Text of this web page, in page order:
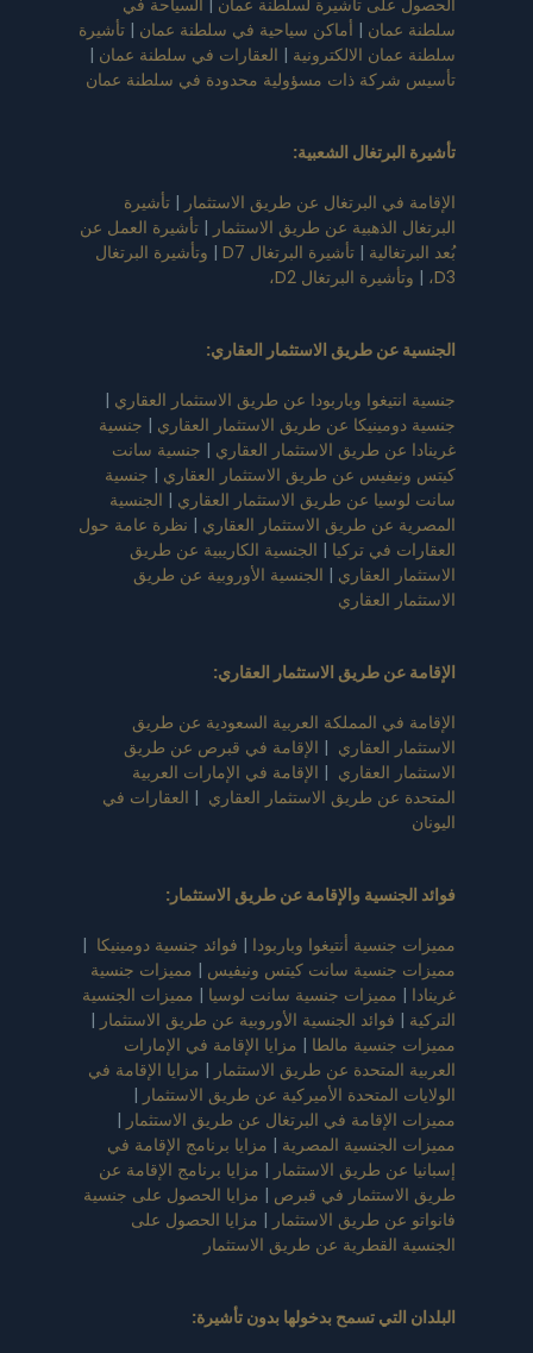
سلطنة عمان | أماكن سياحية في سلطنة عمان | تأشيرة
سلطنة عمان الالكترونية | العقارات في سلطنة عمان |
تأسيس شركة ذات مسؤولية محدودة في سلطنة عمان
تأشيرة البرتغال الشعبية:
الإقامة في البرتغال عن طريق الاستثمار | تأشيرة
البرتغال الذهبية عن طريق الاستثمار | تأشيرة العمل عن
بُعد البرتغالية | تأشيرة البرتغال D7 | وتأشيرة البرتغال
D3، | وتأشيرة البرتغال D2،
الجنسية عن طريق الاستثمار العقاري:
جنسية انتيغوا وباربودا عن طريق الاستثمار العقاري |
جنسية دومينيكا عن طريق الاستثمار العقاري | جنسية
غرينادا عن طريق الاستثمار العقاري | جنسية سانت
كيتس ونيفيس عن طريق الاستثمار العقاري | جنسية
سانت لوسيا عن طريق الاستثمار العقاري | الجنسية
المصرية عن طريق الاستثمار العقاري | نظرة عامة حول
العقارات في تركيا | الجنسية الكاريبية عن طريق
الاستثمار العقاري | الجنسية الأوروبية عن طريق
الاستثمار العقاري
الإقامة عن طريق الاستثمار العقاري:
الإقامة في المملكة العربية السعودية عن طريق
الاستثمار العقاري | الإقامة في قبرص عن طريق
الاستثمار العقاري | الإقامة في الإمارات العربية
المتحدة عن طريق الاستثمار العقاري | العقارات في
اليونان
فوائد الجنسية والإقامة عن طريق الاستثمار :
مميزات جنسية أنتيغوا وباربودا | فوائد جنسية دومينيكا |
مميزات جنسية سانت كيتس ونيفيس | مميزات جنسية
غرينادا | مميزات جنسية سانت لوسيا | مميزات الجنسية
التركية | فوائد الجنسية الأوروبية عن طريق الاستثمار |
مميزات جنسية مالطا | مزايا الإقامة في الإمارات
العربية المتحدة عن طريق الاستثمار | مزايا الإقامة في
الولايات المتحدة الأميركية عن طريق الاستثمار |
مميزات الإقامة في البرتغال عن طريق الاستثمار |
مميزات الجنسية المصرية | مزايا برنامج الإقامة في
إسبانيا عن طريق الاستثمار | مزايا برنامج الإقامة عن
طريق الاستثمار في قبرص | مزايا الحصول على جنسية
فانواتو عن طريق الاستثمار | مزايا الحصول على
الجنسية القطرية عن طريق الاستثمار
البلدان التي تسمح بدخولها بدون تأشيرة: